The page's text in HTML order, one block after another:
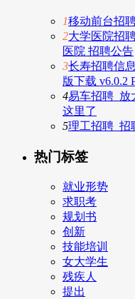
1移动前台招
2大学医院招
医院 招聘公告
3长寿招聘信
版下载 v6.0.2
4易车招聘_放
这里了
5理工招聘_招
热门标签
就业形势
求职考
规划书
创新
技能培训
女大学生
残疾人
提出